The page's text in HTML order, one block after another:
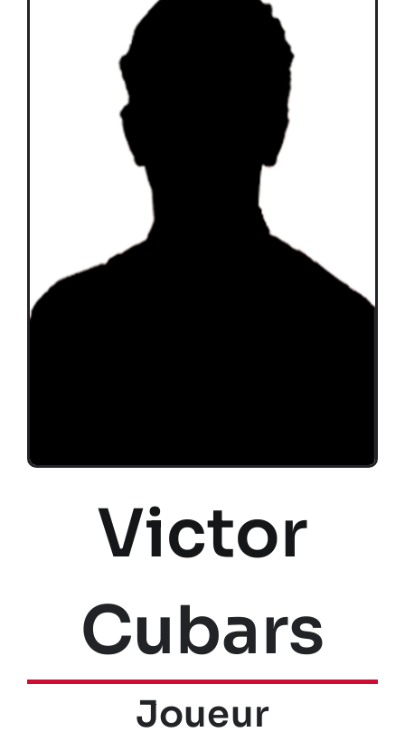
Plan de match
Partenaires de l’Eurocup
Victor
Cubars
Joueur